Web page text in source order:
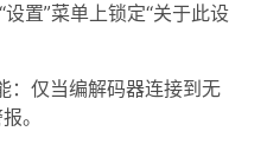
置”菜单上锁定“关于此设
仅当编解码器连接到无
。